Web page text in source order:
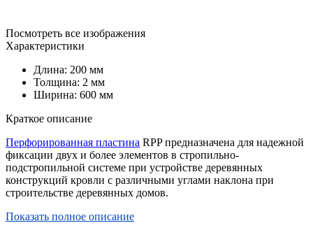
Посмотреть все изображения
Характеристики
Длина: 200 мм
Толщина: 2 мм
Ширина: 600 мм
Краткое описание
Перфорированная пластина RPP предназначена для надежной
фиксации двух и более элементов в стропильно-
подстропильной системе при устройстве деревянных
конструкций кровли с различными углами наклона при
строительстве деревянных домов.
Показать полное описание